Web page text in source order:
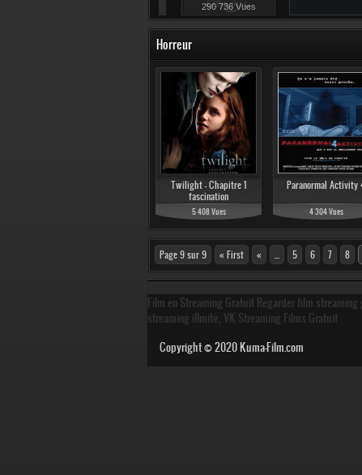
290 736 Vues
Horreur
Twilight - Chapitre 1
fascination
5 408 Vues
Paranormal Activity
4 304 Vues
Page 9 sur 9 « First « 5 6 7 8
Film en Streaming Gratuit Regarder film
streaming illmité, VK Streaming Films Gratuit
Copyright © 2020Kuma-Film.com